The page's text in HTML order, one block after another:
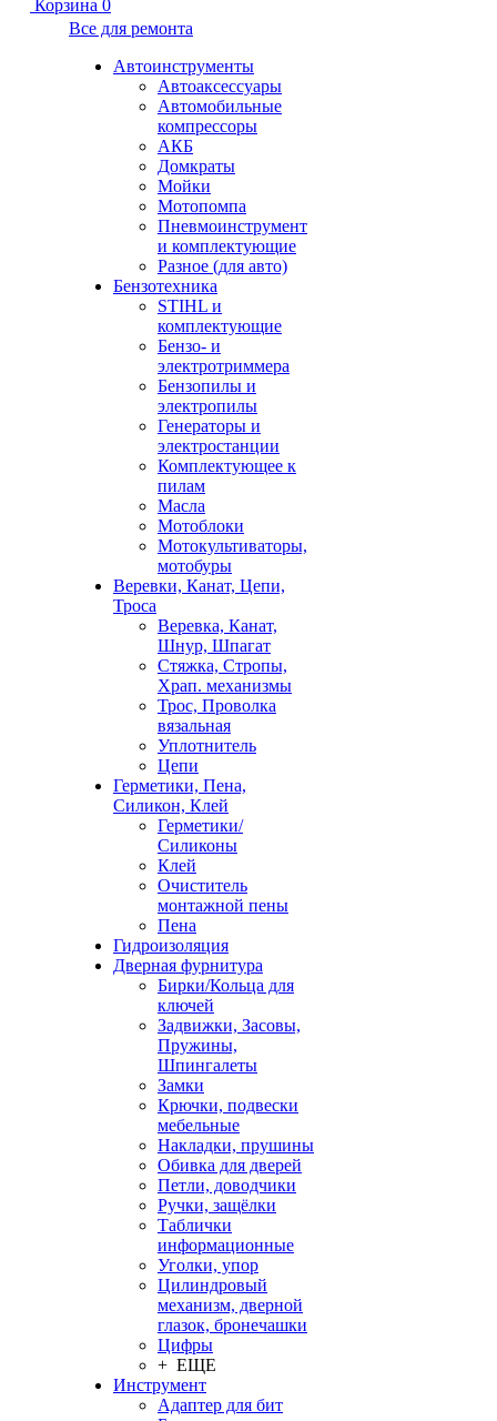
Корзина 0
Все для ремонта
Автоинструменты
Автоаксессуары
Автомобильные
компрессоры
АКБ
Домкраты
Мойки
Мотопомпа
Пневмоинструмент
и комплектующие
Разное (для авто)
Бензотехника
STIHL и
комплектующие
Бензо- и
электротриммера
Бензопилы и
электропилы
Генераторы и
электростанции
Комплектующее к
пилам
Масла
Мотоблоки
Мотокультиваторы,
мотобуры
Веревки, Канат, Цепи,
Троса
Веревка, Канат,
Шнур, Шпагат
Стяжка, Стропы,
Храп. механизмы
Трос, Проволка
вязальная
Уплотнитель
Цепи
Герметики, Пена,
Силикон, Клей
Герметики/
Силиконы
Клей
Очиститель
монтажной пены
Пена
Гидроизоляция
Дверная фурнитура
Бирки/Кольца для
ключей
Задвижки, Засовы,
Пружины,
Шпингалеты
Замки
Крючки, подвески
мебельные
Накладки, прушины
Обивка для дверей
Петли, доводчики
Ручки, защёлки
Таблички
информационные
Уголки, упор
Цилиндровый
механизм, дверной
глазок, бронечашки
Цифры
+ ЕЩЕ
Инструмент
Адаптер для бит